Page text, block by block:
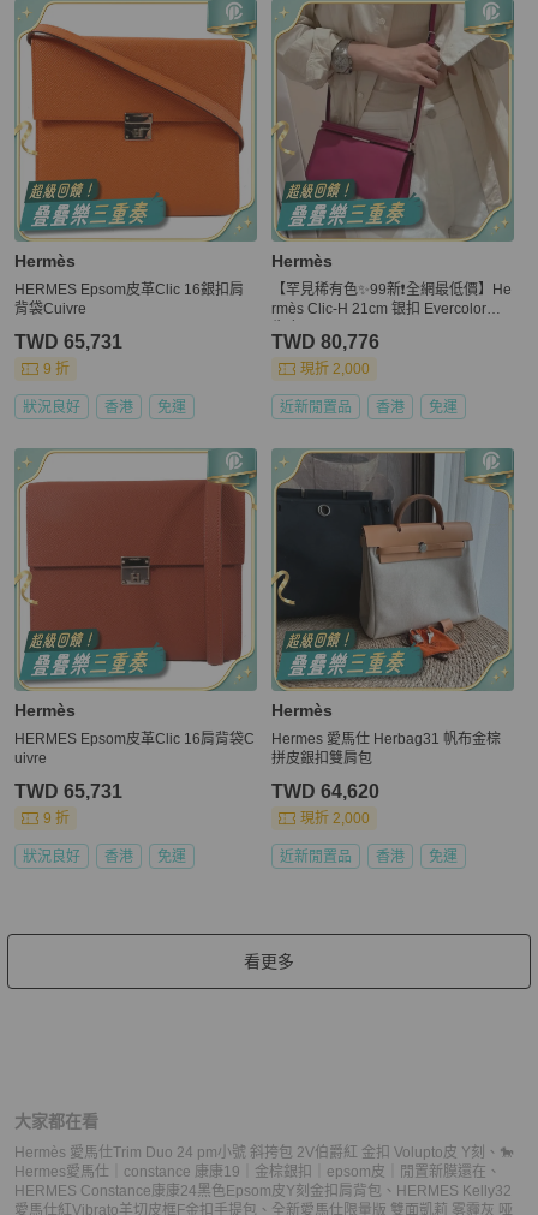
Hermès
HERMES Epsom皮革Clic 16銀扣肩
背袋Cuivre
TWD 65,731
9 折
狀況良好 香港 免運
Hermès
【罕見稀有色✨99新❗️全網最低價】He
rmès Clic-H 21cm 银扣 Evercolor小
TWD 80,776
現折 2,000
近新閒置品 香港 免運
Hermès
HERMES Epsom皮革Clic 16肩背袋C
uivre
TWD 65,731
9 折
狀況良好 香港 免運
Hermès
Hermes 愛馬仕 Herbag31 帆布金棕
拼皮銀扣雙肩包
TWD 64,620
現折 2,000
近新閒置品 香港 免運
看更多
大家都在看
Hermès 愛馬仕Trim Duo 24 pm小號 斜挎包 2V伯爵紅 金扣 Volupto皮 Y刻 、 🐎
Hermes愛馬仕｜constance 康康19｜金棕銀扣｜epsom皮｜閒置新膜還在 、
HERMES Constance康康24黑色Epsom皮Y刻金扣肩背包 、 HERMES Kelly32
愛馬仕紅Vibrato羊切皮框F金扣手提包 、 全新愛馬仕限量版 雙面凱莉 雾霾灰 哑